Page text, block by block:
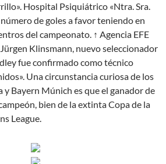
Hospital Psiquiátrico «Ntra. Sra.
de goles a favor teniendo en
del campeonato. ↑ Agencia EFE
Klinsmann, nuevo seleccionador
fue confirmado como técnico
Una circunstancia curiosa de los
y Bayern Múnich es que el ganador de
bien de la extinta Copa de la
League.